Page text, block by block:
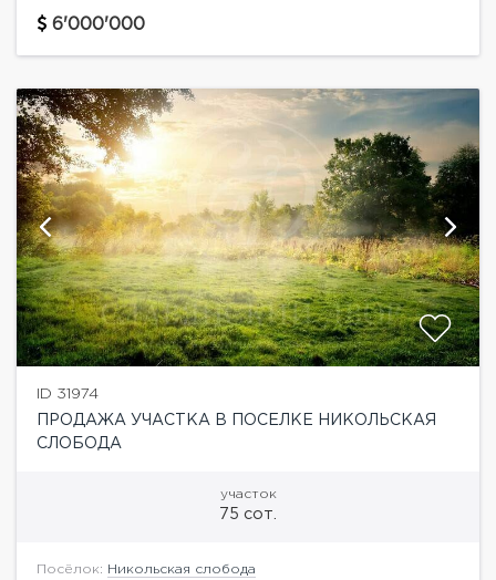
очень уютный коттеджный поселок, расположенный
6'000'000
ID 31974
ПРОДАЖА УЧАСТКА В ПОСЕЛКЕ НИКОЛЬСКАЯ
СЛОБОДА
участок
75 сот.
Посёлок: Никольская слобода